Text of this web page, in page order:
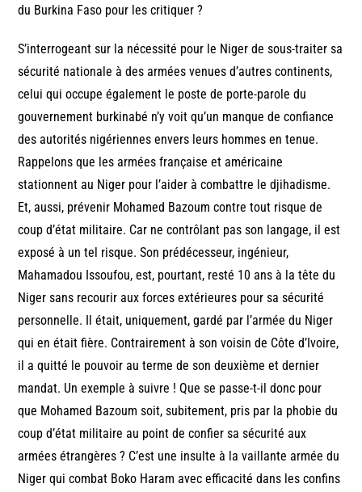
du Burkina Faso pour les critiquer ?
S’interrogeant sur la nécessité pour le Niger de sous-traiter sa
sécurité nationale à des armées venues d’autres continents,
celui qui occupe également le poste de porte-parole du
gouvernement burkinabé n’y voit qu’un manque de confiance
des autorités nigériennes envers leurs hommes en tenue.
Rappelons que les armées française et américaine
stationnent au Niger pour l’aider à combattre le djihadisme.
Et, aussi, prévenir Mohamed Bazoum contre tout risque de
coup d’état militaire. Car ne contrôlant pas son langage, il est
exposé à un tel risque. Son prédécesseur, ingénieur,
Mahamadou Issoufou, est, pourtant, resté 10 ans à la tête du
Niger sans recourir aux forces extérieures pour sa sécurité
personnelle. Il était, uniquement, gardé par l’armée du Niger
qui en était fière. Contrairement à son voisin de Côte d’Ivoire,
il a quitté le pouvoir au terme de son deuxième et dernier
mandat. Un exemple à suivre ! Que se passe-t-il donc pour
que Mohamed Bazoum soit, subitement, pris par la phobie du
coup d’état militaire au point de confier sa sécurité aux
armées étrangères ? C’est une insulte à la vaillante armée du
Niger qui combat Boko Haram avec efficacité dans les confins